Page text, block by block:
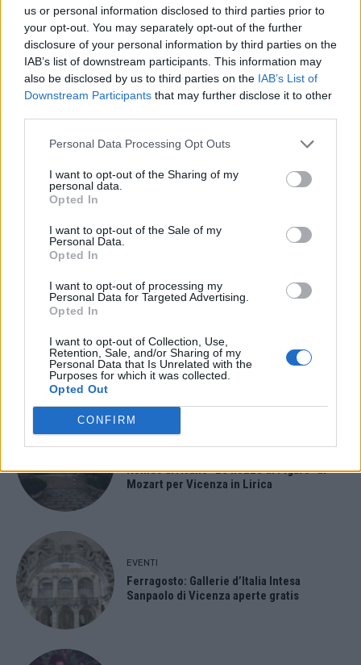
us or personal information disclosed to third parties prior to
your opt-out. You may separately opt-out of the further
disclosure of your personal information by third parties on the
IAB’s list of downstream participants. This information may
also be disclosed by us to third parties on the IAB’s List of
Downstream Participants that may further disclose it to other
Personal Data Processing Opt Outs
I want to opt-out of the Sharing of my
personal data.
Opted In
I want to opt-out of the Sale of my
Personal Data.
Opted In
I want to opt-out of processing my
Personal Data for Targeted Advertising.
Opted In
I want to opt-out of Collection, Use,
Retention, Sale, and/or Sharing of my
Personal Data that Is Unrelated with the
Purposes for which it was collected.
Opted Out
CONFIRM
Umberto Riva: “dentro e fora per a’
cusina”, glossario e prefazione
Bastian, dove s’intrecciano
natura, nobili ville, storia e …
STAY CONNECTED
Fans Follower Iscritti
- Advertisement -
ULTIMI ARTICOLI
EVENTI
Romeo arrivano “Le nozze di Figaro” di
Mozart per Vicenza in Lirica
EVENTI
Ferragosto: Gallerie d’Italia Intesa
Sanpaolo di Vicenza aperte gratis